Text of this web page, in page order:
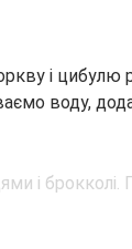
і цибулю
воду,